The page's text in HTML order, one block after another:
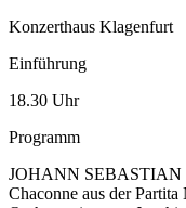
Konzerthaus Klagenfurt
Einführung
18.30 Uhr
Programm
JOHANN SEBASTIAN
Chaconne aus der